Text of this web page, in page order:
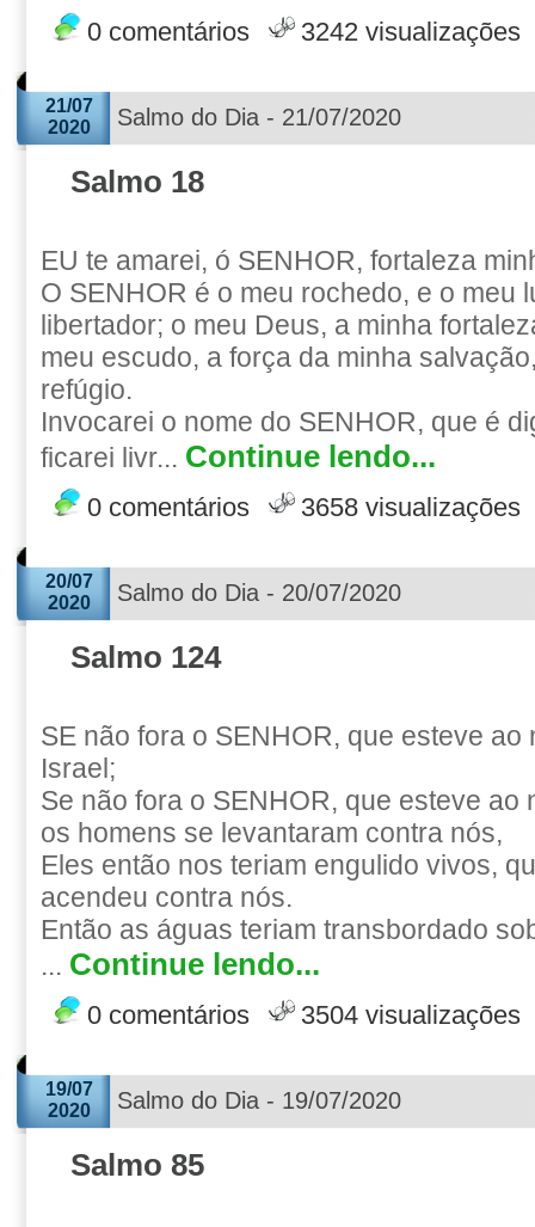
0 comentários 3242 visualizações
21/07
2020
Salmo do Dia - 21/07/2020
Salmo 18
EU te amarei, ó SENHOR, fortaleza
O SENHOR é o meu rochedo, e o meu
libertador; o meu Deus, a minha
meu escudo, a força da minha
refúgio.
Invocarei o nome do SENHOR, que é
ficarei livr... Continue lendo...
0 comentários 3658 visualizações
20/07
2020
Salmo do Dia - 20/07/2020
Salmo 124
SE não fora o SENHOR, que esteve ao
Israel;
Se não fora o SENHOR, que esteve ao
os homens se levantaram contra nós,
Eles então nos teriam engulido vivos,
acendeu contra nós.
Então as águas teriam transbordado
... Continue lendo...
0 comentários 3504 visualizações
19/07
2020
Salmo do Dia - 19/07/2020
Salmo 85